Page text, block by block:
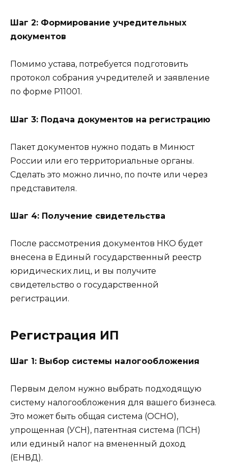
Шаг 2: Формирование учредительных
документов
Помимо устава, потребуется подготовить
протокол собрания учредителей и заявление
по форме Р11001.
Шаг 3: Подача документов на регистрацию
Пакет документов нужно подать в Минюст
России или его территориальные органы.
Сделать это можно лично, по почте или через
представителя.
Шаг 4: Получение свидетельства
После рассмотрения документов НКО будет
внесена в Единый государственный реестр
юридических лиц, и вы получите
свидетельство о государственной
регистрации.
Регистрация ИП
Шаг 1: Выбор системы налогообложения
Первым делом нужно выбрать подходящую
систему налогообложения для вашего бизнеса.
Это может быть общая система (ОСНО),
упрощенная (УСН), патентная система (ПСН)
или единый налог на вмененный доход
(ЕНВД).